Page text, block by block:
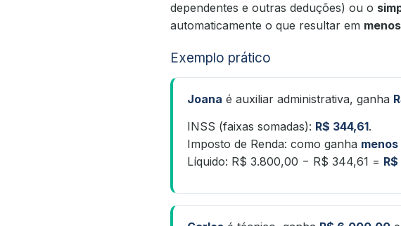
dependentes e outras deduções) ou o
automaticamente o que resultar em
Exemplo prático
Joana é auxiliar administrativa, ganha
INSS (faixas somadas): R$ 344,61.
Imposto de Renda: como ganha
Líquido: R$ 3.800,00 − R$ 344,61 =